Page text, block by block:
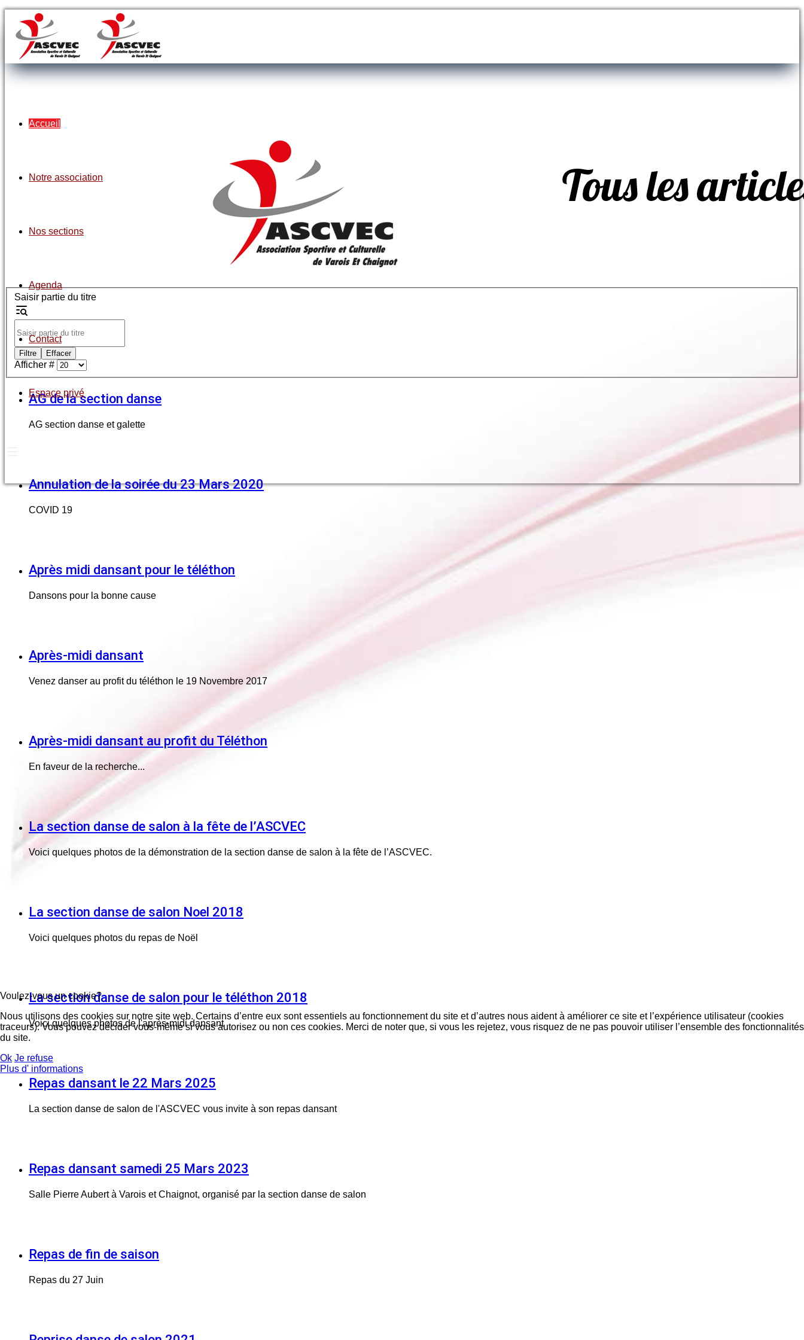
Accueil
Notre association
Nos sections
Agenda
Contact
Espace privé
Saisir partie du titre
Filtre Effacer
Afficher #
AG de la section danse
AG section danse et galette
Annulation de la soirée du 23 Mars 2020
COVID 19
Après midi dansant pour le téléthon
Dansons pour la bonne cause
Après-midi dansant
Venez danser au profit du téléthon le 19 Novembre 2017
Après-midi dansant au profit du Téléthon
En faveur de la recherche...
La section danse de salon à la fête de l’ASCVEC
Voici quelques photos de la démonstration de la section danse de salon à la fête de l’ASCVEC.
La section danse de salon Noel 2018
Voici quelques photos du repas de Noël
La section danse de salon pour le téléthon 2018
Voici quelques photos de l'après-midi dansant
Repas dansant le 22 Mars 2025
La section danse de salon de l'ASCVEC vous invite à son repas dansant
Repas dansant samedi 25 Mars 2023
Salle Pierre Aubert à Varois et Chaignot, organisé par la section danse de salon
Repas de fin de saison
Repas du 27 Juin
Voulez-vous un cookie?
Nous utilisons des cookies sur notre site web. Certains d’entre eux sont essentiels au fonctionnement du site et d’autres nous aident à améliorer ce site et l’expérience utilisateur (cookies
traceurs). Vous pouvez décider vous-même si vous autorisez ou non ces cookies. Merci de noter que, si vous les rejetez, vous risquez de ne pas pouvoir utiliser l’ensemble des fonctionnalités
du site.
Ok Je refuse
Plus d' informations